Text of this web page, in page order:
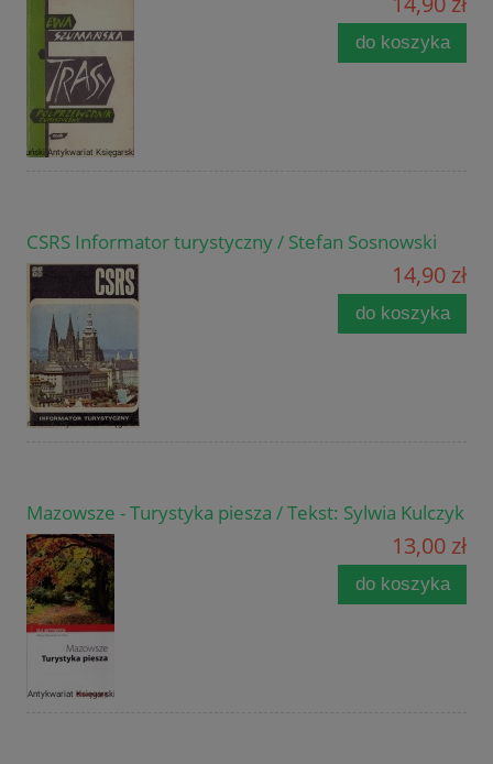
do koszyka
CSRS Informator turystyczny / Stefan Sosnowski
14,90 zł
do koszyka
Mazowsze - Turystyka piesza / Tekst: Sylwia Kulczyk
13,00 zł
do koszyka